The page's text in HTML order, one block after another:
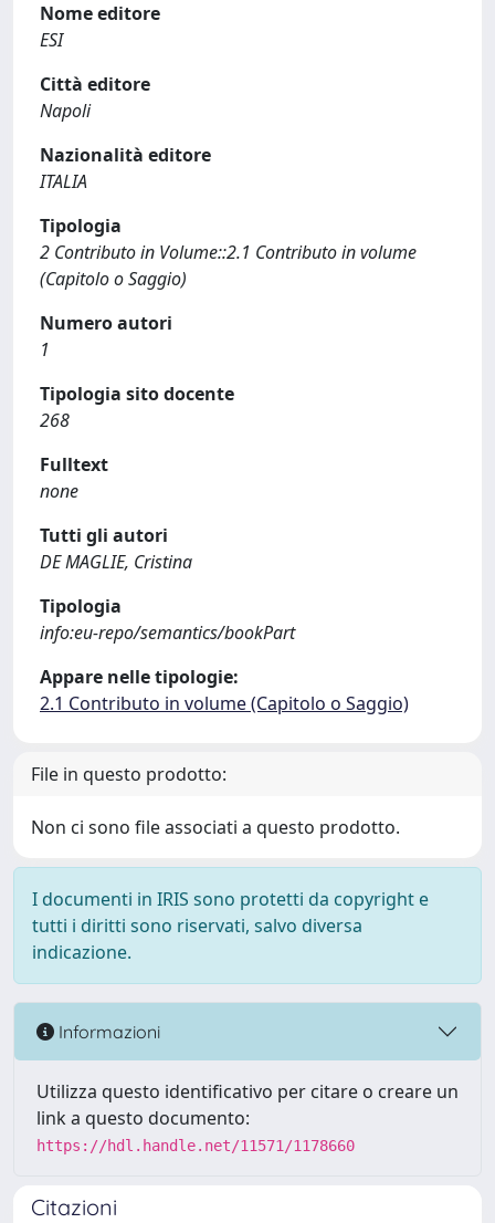
Nome editore
ESI
Città editore
Napoli
Nazionalità editore
ITALIA
Tipologia
2 Contributo in Volume::2.1 Contributo in volume
(Capitolo o Saggio)
Numero autori
1
Tipologia sito docente
268
Fulltext
none
Tutti gli autori
DE MAGLIE, Cristina
Tipologia
info:eu-repo/semantics/bookPart
Appare nelle tipologie:
2.1 Contributo in volume (Capitolo o Saggio)
File in questo prodotto:
Non ci sono file associati a questo prodotto.
I documenti in IRIS sono protetti da copyright e
tutti i diritti sono riservati, salvo diversa
indicazione.
Informazioni
Utilizza questo identificativo per citare o creare un
link a questo documento:
https://hdl.handle.net/11571/1178660
Citazioni